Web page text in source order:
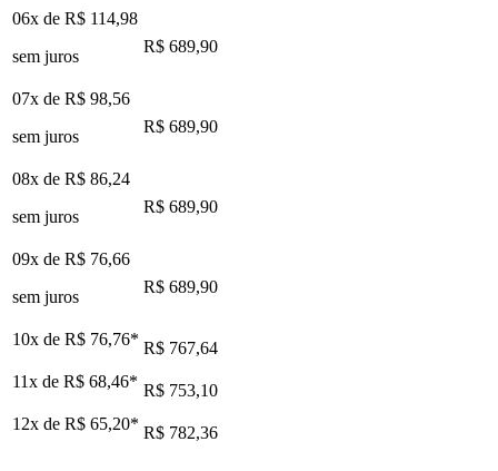
06x de R$ 114,98
sem juros
R$ 689,90
07x de R$ 98,56
sem juros
R$ 689,90
08x de R$ 86,24
sem juros
R$ 689,90
09x de R$ 76,66
sem juros
R$ 689,90
10x de R$ 76,76* R$ 767,64
11x de R$ 68,46* R$ 753,10
12x de R$ 65,20* R$ 782,36